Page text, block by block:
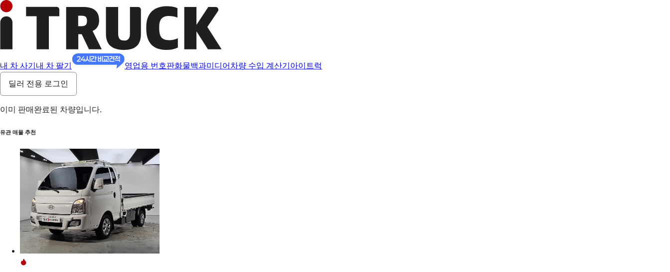
내 차 사기 내 차 팔기 영업용 번호판화물백과미디어 차량 수입 계산기 아이트럭
딜러 전용 로그인
이미 판매완료된 차량입니다.
유관 매물 추천